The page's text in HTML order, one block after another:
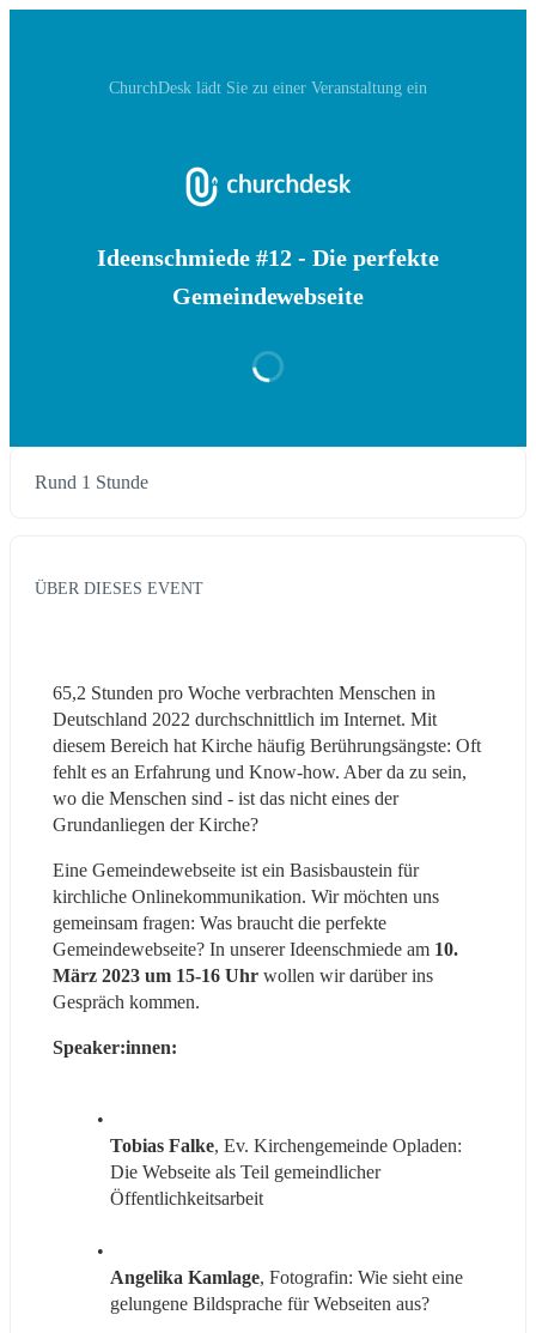
ChurchDesk‬ lädt Sie zu einer Veranstaltung ein
Ideenschmiede #12 - Die perfekte
Gemeindewebseite
Rund 1 Stunde
ÜBER DIESES EVENT
65,2 Stunden pro Woche verbrachten Menschen in
Deutschland 2022 durchschnittlich im Internet. Mit
diesem Bereich hat Kirche häufig Berührungsängste: Oft
fehlt es an Erfahrung und Know-how. Aber da zu sein,
wo die Menschen sind - ist das nicht eines der
Grundanliegen der Kirche?
Eine Gemeindewebseite ist ein Basisbaustein für
kirchliche Onlinekommunikation. Wir möchten uns
gemeinsam fragen: Was braucht die perfekte
Gemeindewebseite? In unserer Ideenschmiede am 10.
März 2023 um 15-16 Uhr wollen wir darüber ins
Gespräch kommen.
Speaker:innen:
Tobias Falke, Ev. Kirchengemeinde Opladen:
Die Webseite als Teil gemeindlicher
Öffentlichkeitsarbeit
Angelika Kamlage, Fotografin: Wie sieht eine
gelungene Bildsprache für Webseiten aus?